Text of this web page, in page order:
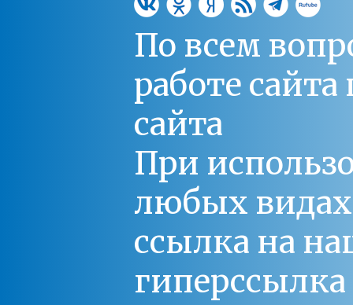
По всем
работе
сайта
При
любых
ссылка на